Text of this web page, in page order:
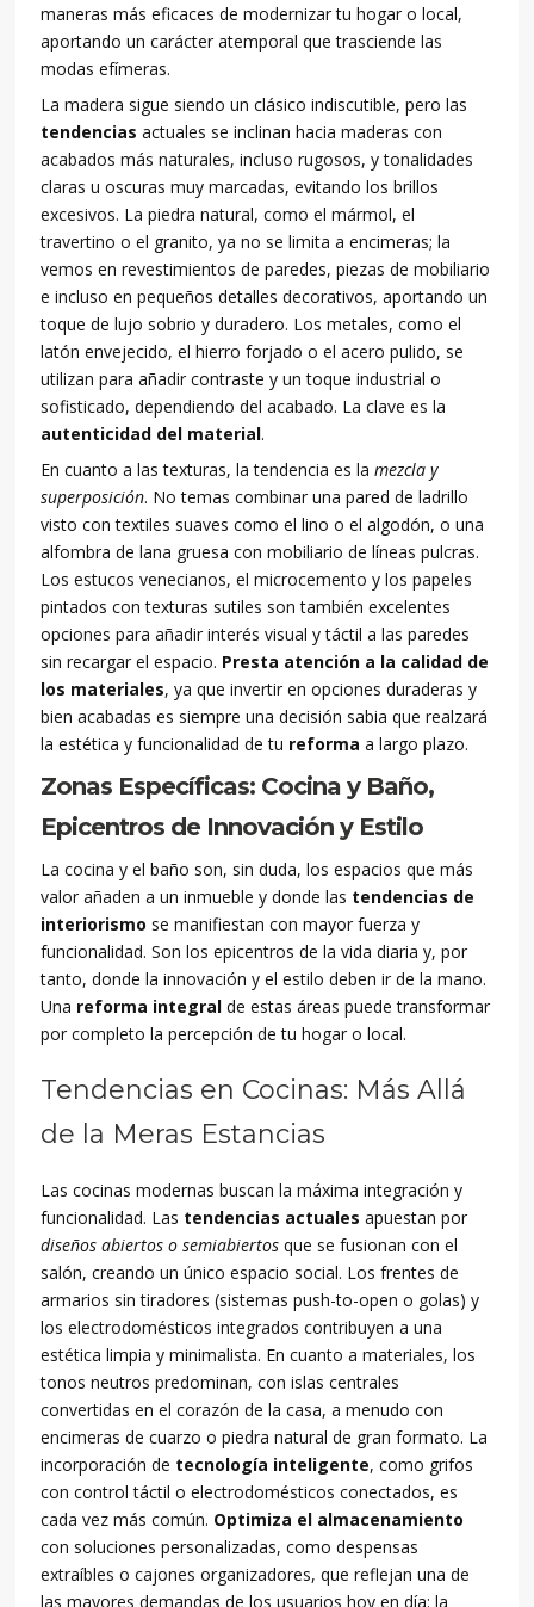
maneras más eficaces de modernizar tu hogar o local,
aportando un carácter atemporal que trasciende las
modas efímeras.
La madera sigue siendo un clásico indiscutible, pero las
tendencias actuales se inclinan hacia maderas con
acabados más naturales, incluso rugosos, y tonalidades
claras u oscuras muy marcadas, evitando los brillos
excesivos. La piedra natural, como el mármol, el
travertino o el granito, ya no se limita a encimeras; la
vemos en revestimientos de paredes, piezas de mobiliario
e incluso en pequeños detalles decorativos, aportando un
toque de lujo sobrio y duradero. Los metales, como el
latón envejecido, el hierro forjado o el acero pulido, se
utilizan para añadir contraste y un toque industrial o
sofisticado, dependiendo del acabado. La clave es la
autenticidad del material.
En cuanto a las texturas, la tendencia es lamezcla y
superposición. No temas combinar una pared de ladrillo
visto con textiles suaves como el lino o el algodón, o una
alfombra de lana gruesa con mobiliario de líneas pulcras.
Los estucos venecianos, el microcemento y los papeles
pintados con texturas sutiles son también excelentes
opciones para añadir interés visual y táctil a las paredes
sin recargar el espacio. Presta atención a la calidad de
los materiales, ya que invertir en opciones duraderas y
bien acabadas es siempre una decisión sabia que realzará
la estética y funcionalidad de tu reforma a largo plazo.
Zonas Específicas: Cocina y Baño,
Epicentros de Innovación y Estilo
La cocina y el baño son, sin duda, los espacios que más
valor añaden a un inmueble y donde las tendencias de
interiorismo se manifiestan con mayor fuerza y
funcionalidad. Son los epicentros de la vida diaria y, por
tanto, donde la innovación y el estilo deben ir de la mano.
Una reforma integral de estas áreas puede transformar
por completo la percepción de tu hogar o local.
Tendencias en Cocinas: Más Allá
de la Meras Estancias
Las cocinas modernas buscan la máxima integración y
funcionalidad. Las tendencias actuales apuestan por
diseños abiertos o semiabiertos que se fusionan con el
salón, creando un único espacio social. Los frentes de
armarios sin tiradores (sistemas push-to-open o golas) y
los electrodomésticos integrados contribuyen a una
estética limpia y minimalista. En cuanto a materiales, los
tonos neutros predominan, con islas centrales
convertidas en el corazón de la casa, a menudo con
encimeras de cuarzo o piedra natural de gran formato. La
incorporación de tecnología inteligente, como grifos
con control táctil o electrodomésticos conectados, es
cada vez más común. Optimiza el almacenamiento
con soluciones personalizadas, como despensas
extraíbles o cajones organizadores, que reflejan una de
las mayores demandas de los usuarios hoy en día: la